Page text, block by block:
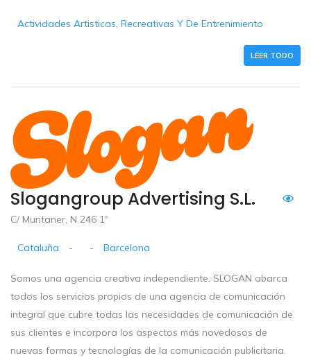
Actividades Artisticas, Recreativas Y De Entrenimiento
LEER TODO
Slogangroup Advertising S.L.
C/ Muntaner, N 246 1º
Cataluña - - Barcelona
Somos una agencia creativa independiente. SLOGAN abarca
todos los servicios propios de una agencia de comunicación
integral que cubre todas las necesidades de comunicación de
sus clientes e incorpora los aspectos más novedosos de
nuevas formas y tecnologías de la comunicación publicitaria.